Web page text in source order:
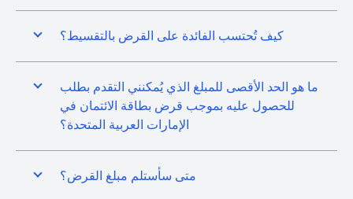
كيف تُحتسب الفائدة على القرض بالتقسيط؟
ما هو الحد الأقصى للمبلغ الذي يُمكنني التقدم بطلب
للحصول عليه بموجب قرض بطاقة الائتمان في
الإمارات العربية المتحدة؟
متى سأستلم مبلغ القرض؟